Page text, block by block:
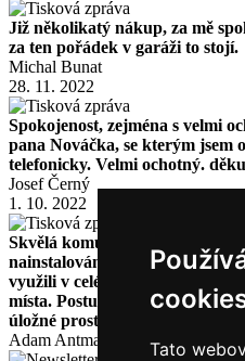
Tato
Již několikatý nákup, za mě
za ten pořádek v garáži to stojí.
Michal Bunat
28. 11. 2022
Spokojenost, zejména s velmi
pana Nováčka, se kterým jsem
telefonicky. Velmi ochotný.
Josef Černý
1. 10. 2022
Skvělá komunikace a ochota.
nainstalováno. Jsem velmi
využili v celé naší tělocvičně,
místa. Postupně se chystáme
úložné prostory.
Adam Antmann